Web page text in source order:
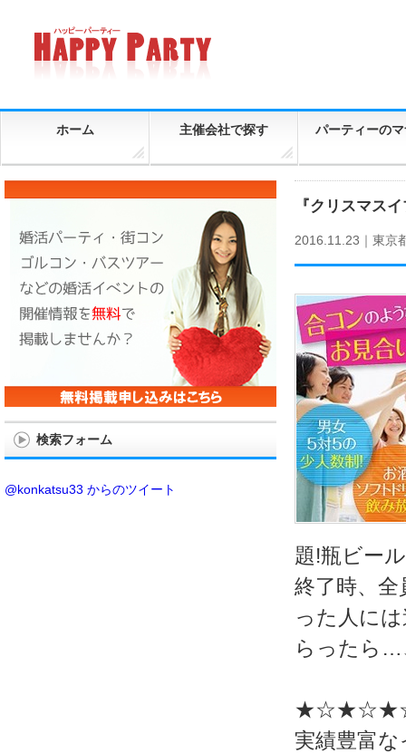
ホーム 主催会社で探す パーティーの
『クリスマス
2016.11.23｜ 東京
題!瓶ビー
終了時、
った人に
らったら…
実績豊富
検索フォーム
@konkatsu33 からのツイート